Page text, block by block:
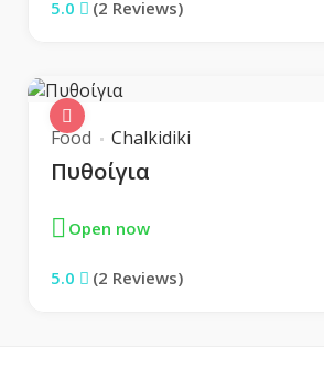
5.0 (2 Reviews)
Food Chalkidiki
Πυθοίγια
Open now
5.0 (2 Reviews)